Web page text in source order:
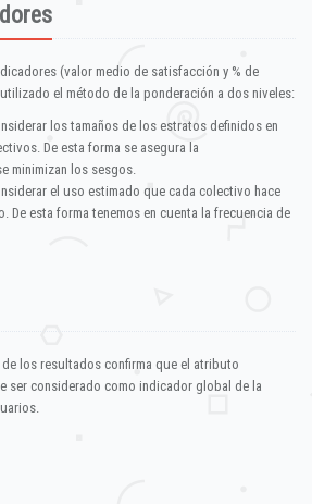
(valor medio de satisfacción y % de
el método de la ponderación a dos niveles:
los tamaños de los estratos definidos en
De esta forma se asegura la
minimizan los sesgos.
el uso estimado que cada colectivo hace
De esta forma tenemos en cuenta la frecuencia de
los resultados confirma que el atributo
ser considerado como indicador global de la